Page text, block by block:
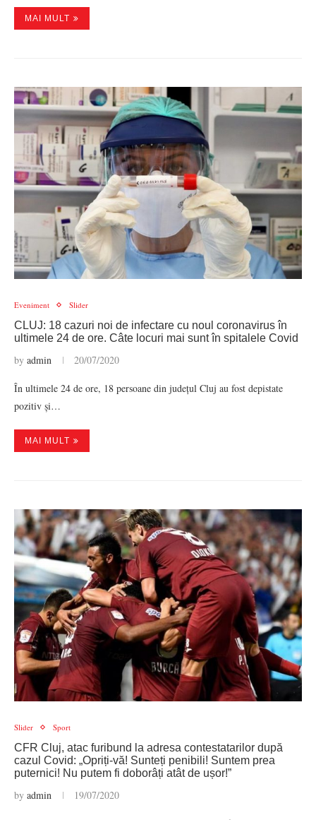
MAI MULT
Eveniment Slider
CLUJ: 18 cazuri noi de infectare cu noul coronavirus în
ultimele 24 de ore. Câte locuri mai sunt în spitalele Covid
by admin 20/07/2020
În ultimele 24 de ore, 18 persoane din județul Cluj au fost depistate
pozitiv și…
MAI MULT
Slider Sport
CFR Cluj, atac furibund la adresa contestatarilor după
cazul Covid: „Opriți-vă! Sunteți penibili! Suntem prea
puternici! Nu putem fi doborâți atât de ușor!”
by admin 19/07/2020